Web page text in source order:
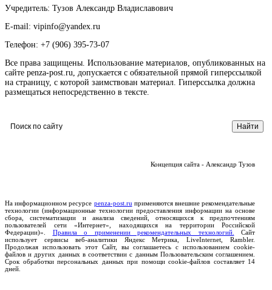
Учредитель: Тузов Александр Владиславович
E-mail: vipinfo@yandex.ru
Телефон: +7 (906) 395-73-07
Все права защищены. Использование материалов, опубликованных на
сайте penza-post.ru, допускается с обязательной прямой гиперссылкой
на страницу, с которой заимствован материал. Гиперссылка должна
размещаться непосредственно в тексте.
Концепция сайта - Александр Тузов
На информационном ресурсе penza-post.ru применяются внешние рекомендательные
технологии (информационные технологии предоставления информации на основе
сбора, систематизации и анализа сведений, относящихся к предпочтениям
пользователей сети «Интернет», находящихся на территории Российской
Федерации)». Правила о применении рекомендательных технологий.
Сайт
использует сервисы веб-аналитики Яндекс Метрика, LiveInternet, Rambler.
Продолжая использовать этот Сайт, вы соглашаетесь с использованием cookie-
файлов и других данных в соответствии с данным Пользовательским соглашением.
Срок обработки персональных данных при помощи cookie-файлов составляет 14
дней.